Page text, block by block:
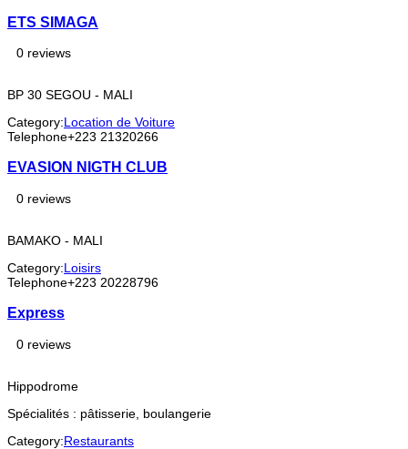
ETS SIMAGA
0 reviews
BP 30 SEGOU - MALI
Category:Location de Voiture
Telephone+223 21320266
EVASION NIGTH CLUB
0 reviews
BAMAKO - MALI
Category:Loisirs
Telephone+223 20228796
Express
0 reviews
Hippodrome
Spécialités : pâtisserie, boulangerie
Category:Restaurants